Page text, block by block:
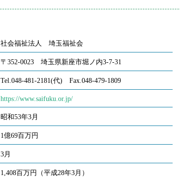
社会福祉法人 埼玉福祉会
〒352-0023 埼玉県新座市堀ノ内3-7-31
Tel.048-481-2181(代) Fax.048-479-1809
https://www.saifuku.or.jp/
昭和53年3月
1億69百万円
3月
1,408百万円（平成28年3月）